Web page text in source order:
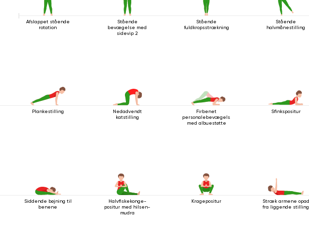
Afslappet stående
rotation
Stående
bevægelse med
sidevip 2
Stående
fuldkropsstrækning
Stående
halvmånestilling
Plankestilling
Nedadvendt
katstilling
Firbenet
personalebevægelse
med albuestøtte
Sfinkspositur
Siddende bøjning til
benene
Halvfiskekonge-
positur med hilsen-
mudra
Kragepositur
Stræk armene opad
fra liggende stilling